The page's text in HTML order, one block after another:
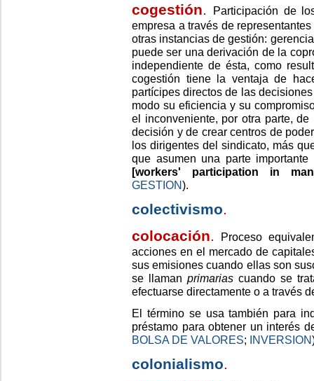
cogestión.
Participación de
empresa a través de
otras instancias de gestión:
puede ser una derivación de la
independiente de ésta, como
cogestión tiene la ventaja de
partícipes directos de las
modo su eficiencia y su
el inconveniente, por otra parte,
decisión y de crear centros de
los dirigentes del sindicato, más
que asumen una parte
[workers' participation in
GESTION).
colectivismo.
colocación.
Proceso
acciones en el mercado de
sus emisiones cuando ellas son
se llaman primariascuando se
efectuarse directamente o a través
El término se usa también para
préstamo para obtener un interés
BOLSA DE VALORES; INVERSION
colonialismo.